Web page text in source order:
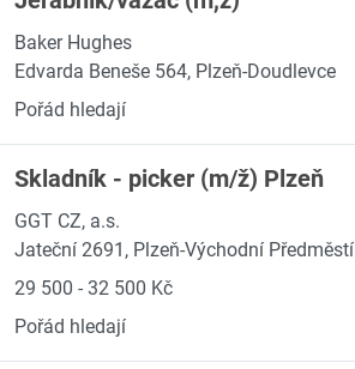
Baker Hughes
Edvarda Beneše 564, Plzeň-Doudlevce
Pořád hledají
Skladník - picker (m/ž) Plzeň
GGT CZ, a.s.
Jateční 2691, Plzeň-Východní Předměstí
29 500 - 32 500 Kč
Pořád hledají